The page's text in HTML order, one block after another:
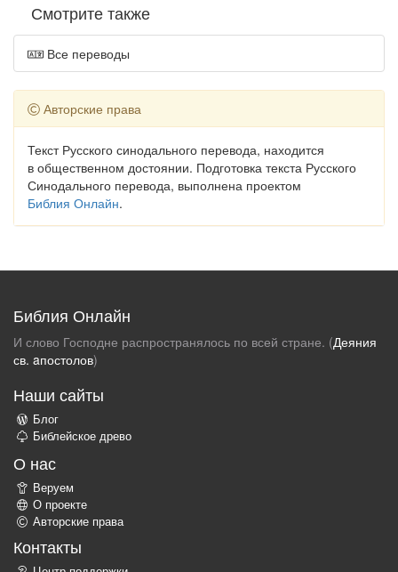
Смотрите также
Все переводы
Авторские права
Текст Русского синодального перевода, находится
в общественном достоянии. Подготовка текста Русского
Синодального перевода, выполнена проектом
Библия Онлайн.
Библия Онлайн
И слово Господне распространялось по всей стране. (Деяния
св. aпостолов)
Наши сайты
Блог
Библейское древо
О нас
Веруем
О проекте
Авторские права
Контакты